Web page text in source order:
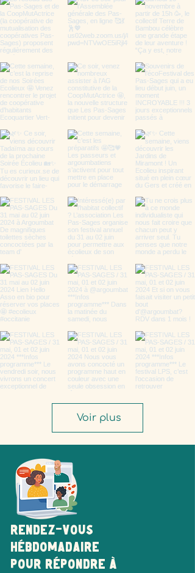
Voir plus
Rendez-vous
hébdomadaire
pour répondre à